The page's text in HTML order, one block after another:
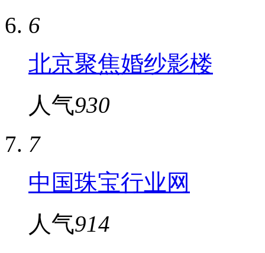
6
北京聚焦婚纱影楼
人气930
7
中国珠宝行业网
人气914